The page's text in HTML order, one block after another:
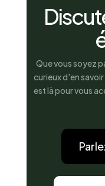
Que vous soyez
curieux d'en
est là pour vous